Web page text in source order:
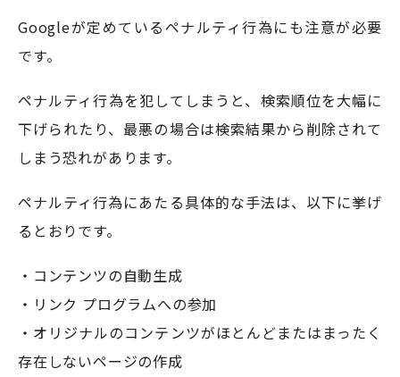
Googleが定めているペナルティ行為にも注意が必要
です。
ペナルティ行為を犯してしまうと、検索順位を大幅に
下げられたり、最悪の場合は検索結果から削除されて
しまう恐れがあります。
ペナルティ行為にあたる具体的な手法は、以下に挙げ
るとおりです。
・コンテンツの自動生成
・リンク プログラムへの参加
・オリジナルのコンテンツがほとんどまたはまったく
存在しないページの作成